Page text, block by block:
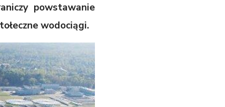
powstawanie
wodociągi.